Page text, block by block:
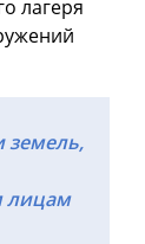
лагеря
земель,
лицам